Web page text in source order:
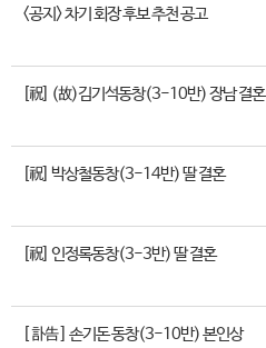
<공지> 차기 회장 후보 추천 공고
[祝] (故)김기석동창(3-10반) 장남 결혼
[祝] 박상철동창(3-14반) 딸 결혼
[祝] 인정록동창(3-3반) 딸 결혼
[ 訃告 ] 손기돈 동창(3-10반) 본인상